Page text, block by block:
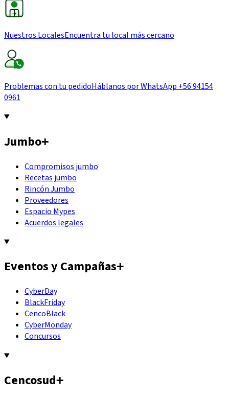
Nuestros LocalesEncuentra tu local más cercano
Problemas con tu pedidoHáblanos por WhatsApp +56 94154
0961
Jumbo+
Compromisos jumbo
Recetas jumbo
Rincón Jumbo
Proveedores
Espacio Mypes
Acuerdos legales
Eventos y Campañas+
CyberDay
BlackFriday
CencoBlack
CyberMonday
Concursos
Cencosud+